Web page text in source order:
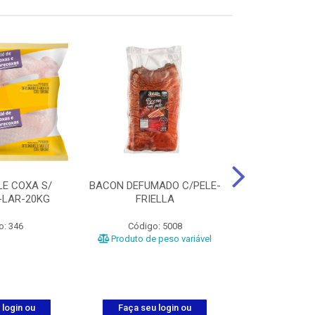
COXA S/
20KG
346
login ou
BACON DEFUMADO C/PELE-
FRIELLA
Código: 5008
Produto de peso variável
Faça seu login ou